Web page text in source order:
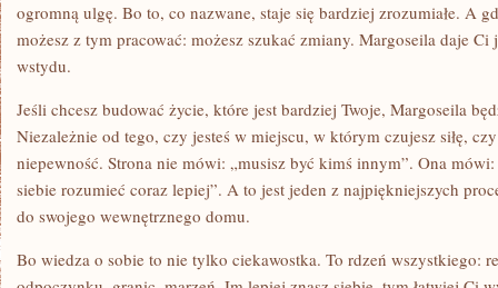
ogromną ulgę. Bo to, co nazwane, staje się bardziej zrozumiałe. A
możesz z tym pracować: możesz szukać zmiany. Margoseila daje
wstydu.
Jeśli chcesz budować życie, które jest bardziej Twoje, Margoseila
Niezależnie od tego, czy jesteś w miejscu, w którym czujesz siłę,
niepewność. Strona nie mówi: „musisz być kimś innym”. Ona
siebie rozumieć coraz lepiej”. A to jest jeden z najpiękniejszych
do swojego wewnętrznego domu.
Bo wiedza o sobie to nie tylko ciekawostka. To rdzeń wszystkiego: